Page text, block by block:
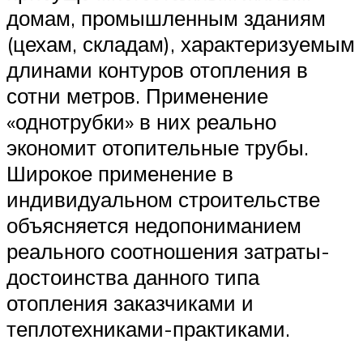
домам, промышленным зданиям
(цехам, складам), характеризуемым
длинами контуров отопления в
сотни метров. Применение
«однотрубки» в них реально
экономит отопительные трубы.
Широкое применение в
индивидуальном строительстве
объясняется недопониманием
реального соотношения затраты-
достоинства данного типа
отопления заказчиками и
теплотехниками-практиками.